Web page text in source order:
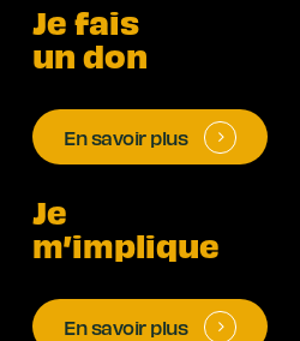
Je fais
un don
En savoir plus
Je
m’implique
En savoir plus